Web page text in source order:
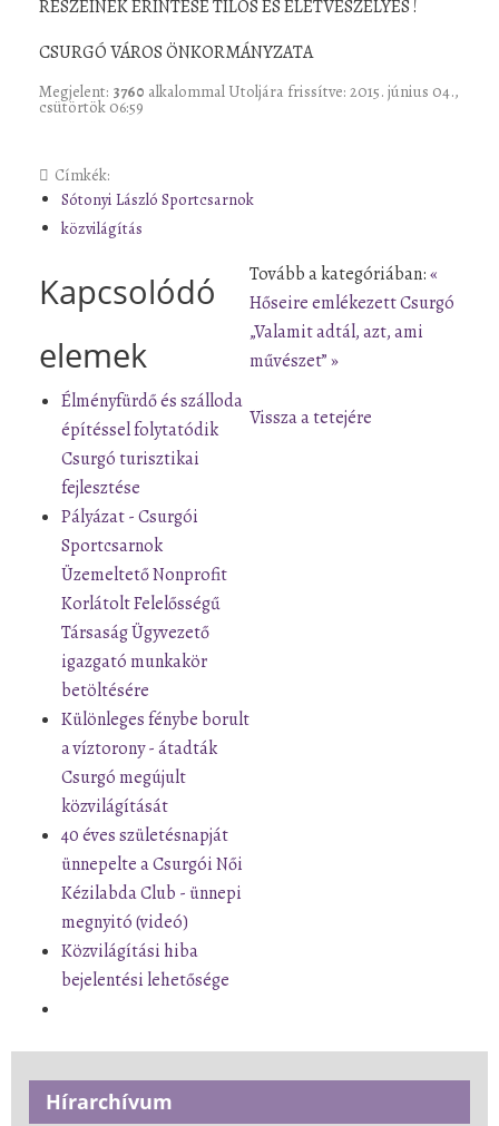
RÉSZEINEK ÉRÍNTÉSE TILOS ÉS ÉLETVESZÉLYES !
CSURGÓ VÁROS ÖNKORMÁNYZATA
Megjelent: 3760 alkalommal Utoljára frissítve: 2015. június 04.,
csütörtök 06:59
Címkék:
Sótonyi László Sportcsarnok
közvilágítás
Kapcsolódó
elemek
Élményfürdő és szálloda
építéssel folytatódik
Csurgó turisztikai
fejlesztése
Pályázat - Csurgói
Sportcsarnok
Üzemeltető Nonprofit
Korlátolt Felelősségű
Társaság Ügyvezető
igazgató munkakör
betöltésére
Különleges fénybe borult
a víztorony - átadták
Csurgó megújult
közvilágítását
40 éves születésnapját
ünnepelte a Csurgói Női
Kézilabda Club - ünnepi
megnyitó (videó)
Közvilágítási hiba
bejelentési lehetősége
Tovább a kategóriában:«
Hőseire emlékezett Csurgó
„Valamit adtál, azt, ami
művészet” »
Vissza a tetejére
Hírarchívum